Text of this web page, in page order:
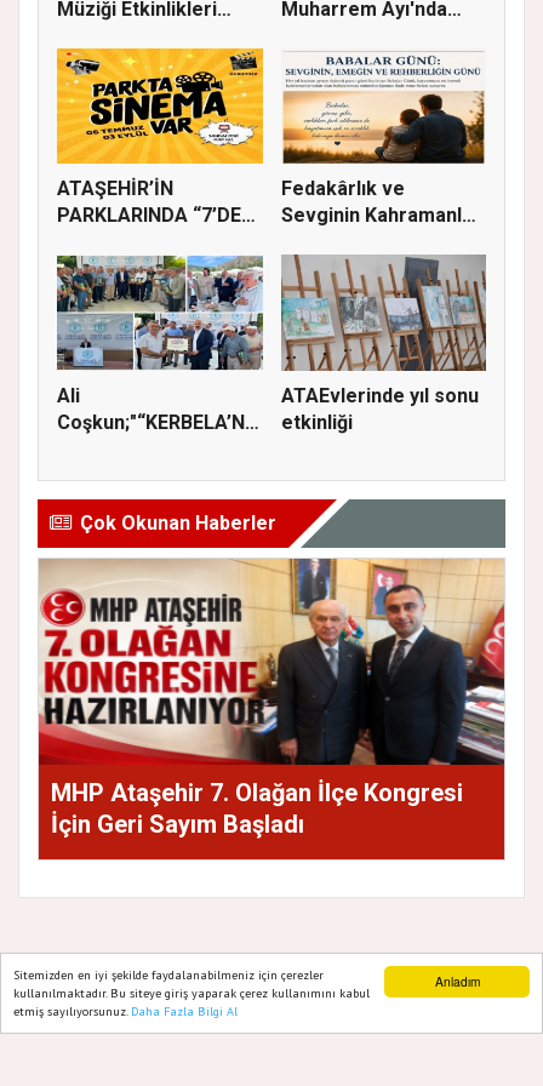
Anladım
Sitemizden en iyi şekilde faydalanabilmeniz için çerezler
kullanılmaktadır. Bu siteye giriş yaparak çerez kullanımını kabul
etmiş sayılıyorsunuz. Daha Fazla Bilgi Al
Müziği Etkinlikleri
Muharrem Ayı'nda
ATAŞEHİR’İN
PARKLARINDA “7’DEN
Fedakârlık ve
Sevginin Kahramanları
Ali
Coşkun;"“KERBELA’NIN
HA...
ATAEvlerinde yıl sonu
etkinliği
Çok Okunan Haberler
MHP Ataşehir 7. Olağan İlçe Kongresi
İçin Geri Sayım Başladı
GAZETE ATAŞEHIR 2020
Yazılım |
Ana Sayfa Web TV